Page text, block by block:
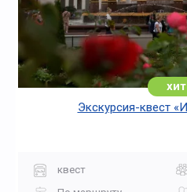
хит
Экскурсия-квест
квест